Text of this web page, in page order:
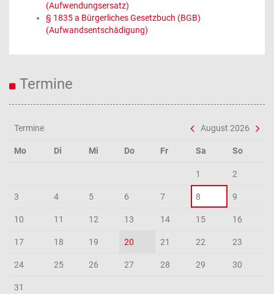
(Aufwendungsersatz)
§ 1835 a Bürgerliches Gesetzbuch (BGB)
(Aufwandsentschädigung)
Termine
Termine August 2026
Mo Di Mi Do Fr Sa So
1 2
3 4 5 6 7 8 9
10 11 12 13 14 15 16
17 18 19 20 21 22 23
24 25 26 27 28 29 30
31